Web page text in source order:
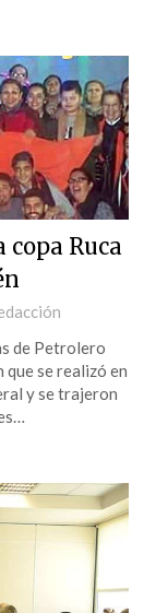
Ruca
de Petrolero
se realizó en
y se trajeron